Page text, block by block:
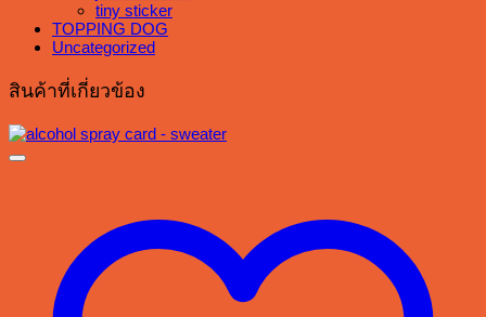
tiny sticker
TOPPING DOG
Uncategorized
สินค้าที่เกี่ยวข้อง